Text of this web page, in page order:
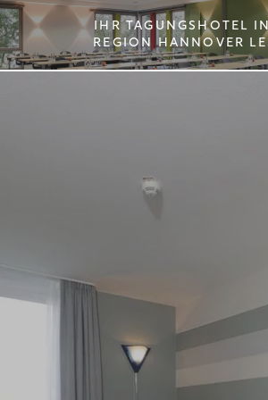
DE
EN
IHR TAGUNGSHOTEL
REGION HANNOVER